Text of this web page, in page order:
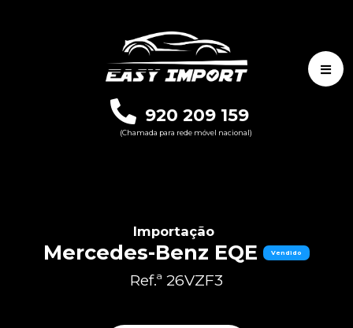
920 209 159
(Chamada para rede móvel nacional)
Importação
Mercedes-Benz EQE Vendido
Ref.ª 26VZF3